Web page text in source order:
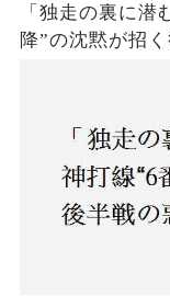
「独走の裏に
降”の沈黙が招